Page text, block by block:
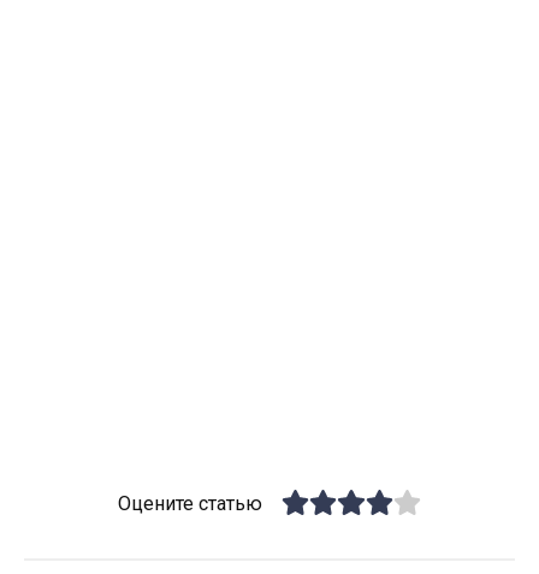
Оцените статью